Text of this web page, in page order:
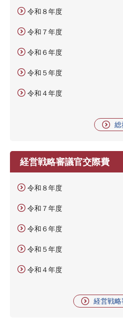
令和８年度
令和７年度
令和６年度
令和５年度
令和４年度
総
経営戦略審議官交際費
令和８年度
令和７年度
令和６年度
令和５年度
令和４年度
経営戦